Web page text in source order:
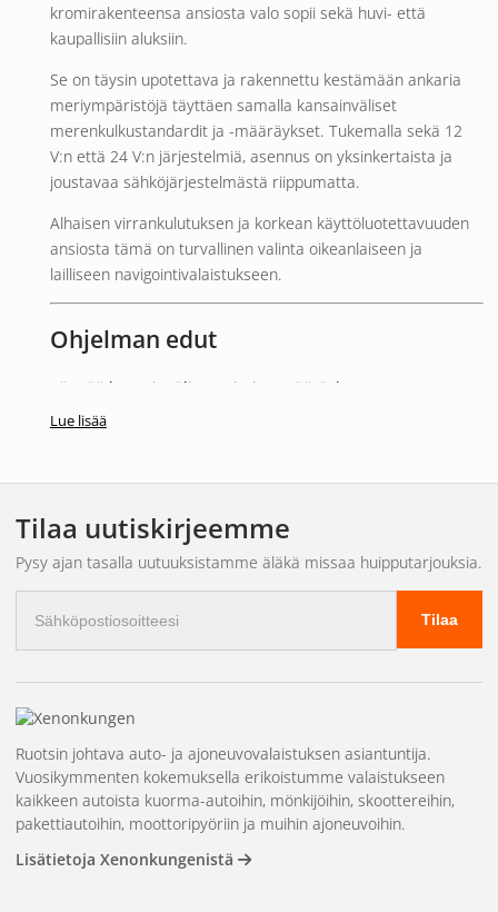
kromirakenteensa ansiosta valo sopii sekä huvi- että
kaupallisiin aluksiin.
Se on täysin upotettava ja rakennettu kestämään ankaria
meriympäristöjä täyttäen samalla kansainväliset
merenkulkustandardit ja -määräykset. Tukemalla sekä 12
V:n että 24 V:n järjestelmiä, asennus on yksinkertaista ja
joustavaa sähköjärjestelmästä riippumatta.
Alhaisen virrankulutuksen ja korkean käyttöluotettavuuden
ansiosta tämä on turvallinen valinta oikeanlaiseen ja
lailliseen navigointivalaistukseen.
Ohjelman edut
Täyttää kansainväliset toimitusmääräykset
Täysin upotettava rakenne
Alhainen virrankulutus
Muuta / tärkeää tietoa
5 vuoden takuu
Lue lisää
Tilaa uutiskirjeemme
Pysy ajan tasalla uutuuksistamme äläkä missaa huipputarjouksia.
Tilaa
Ruotsin johtava auto- ja ajoneuvovalaistuksen asiantuntija.
Vuosikymmenten kokemuksella erikoistumme valaistukseen
kaikkeen autoista kuorma-autoihin, mönkijöihin, skoottereihin,
pakettiautoihin, moottoripyöriin ja muihin ajoneuvoihin.
Lisätietoja Xenonkungenistä